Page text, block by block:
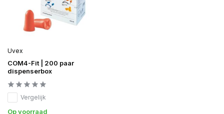
Uvex
COM4-Fit | 200 paar
dispenserbox
Vergelijk
Op voorraad